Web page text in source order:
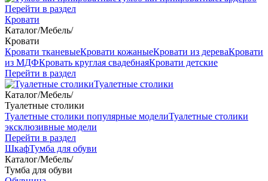
Перейти в раздел
Кровати
Каталог/Мебель/
Кровати
Кровати тканевыеКровати кожаныеКровати из дереваКровати
из МДФКровать круглая свадебнаяКровати детские
Перейти в раздел
Туалетные столики
Каталог/Мебель/
Туалетные столики
Туалетные столики популярные моделиТуалетные столики
эксклюзивные модели
Перейти в раздел
ШкафТумба для обуви
Каталог/Мебель/
Тумба для обуви